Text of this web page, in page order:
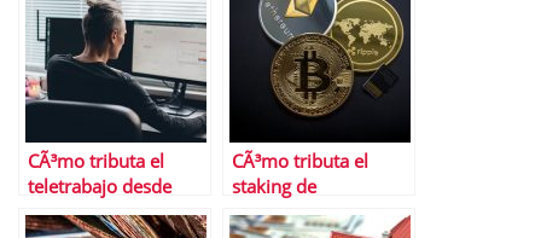
CÃ³mo tributa el
teletrabajo desde
EspaÃ±a
CÃ³mo tributa el
staking de
criptomonedas